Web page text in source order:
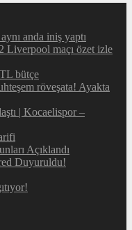
anda iniş yaptı
maçı özet izle
bütçe
röveşata! Ayakta
| Kocaelispor –
Açıklandı
Duyuruldu!